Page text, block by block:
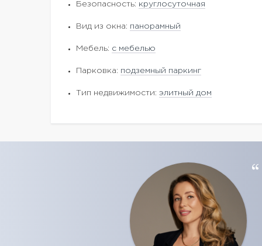
Безопасность: круглосуточная
Вид из окна: панорамный
Мебель: с мебелью
Парковка: подземный паркинг
Тип недвижимости: элитный дом